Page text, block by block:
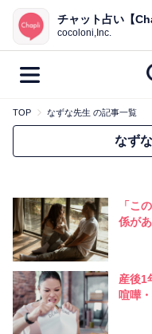
鑑定
最新記事一覧
カテゴリー別
鑑定
キーワード別
彼の気持ち 恋の
今週の運勢
チャット占い【
cocoloni,Inc.
TOP なずな先生 の記事一覧
なず
「こ
係が
産後1
喧嘩